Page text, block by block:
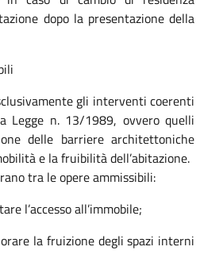
dopo la presentazione della
gli interventi coerenti
Legge n. 13/1989, ovvero quelli
delle barriere architettoniche
e la fruibilità dell’abitazione.
tra le opere ammissibili:
l’accesso all’immobile;
la fruizione degli spazi interni